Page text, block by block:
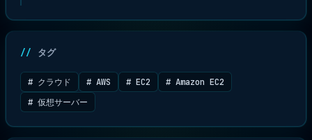
タグ
# クラウド # AWS # EC2
# Amazon EC2
# 仮想サーバー